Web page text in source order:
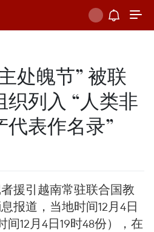
处魄节” 被联
列入 “人类非
表作名录”
援引越南常驻联合国教
报道，当地时间12月4日
12月4日19时48份），在